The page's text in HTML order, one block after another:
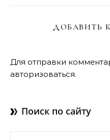
ДОБАВИТЬ
Для отправки
авторизоваться.
Поиск по сайту